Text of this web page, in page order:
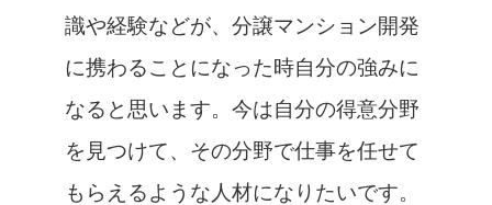
識や経験などが、分譲マンション開発
に携わることになった時自分の強みに
なると思います。今は自分の得意分野
を見つけて、その分野で仕事を任せて
もらえるような人材になりたいです。